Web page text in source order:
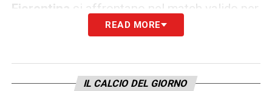
Fiorentina
si affrontano nel match valido per
semifinale di andata dellaCoppa Italia
LA PLAYLIST DELLE NOSTRE TOP NEWS
READ MORE
IL CALCIO DEL GIORNO